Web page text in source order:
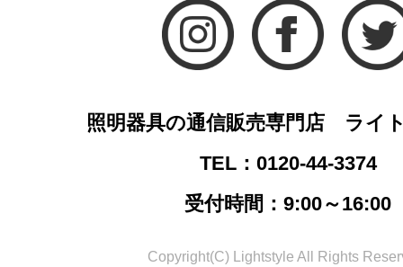
照明器具の通信販売専門店 ライ
TEL：0120-44-3374
受付時間：9:00～16:00
Copyright(C) Lightstyle All Rights